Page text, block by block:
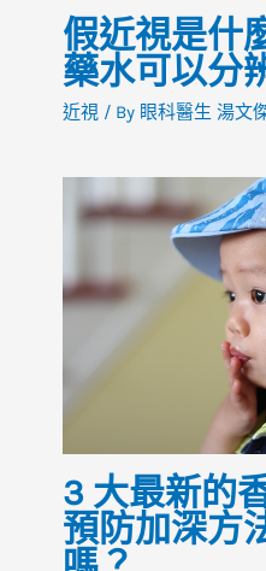
假近視是什
藥水可以分
近視/ By 眼科醫生 湯文
3 大最新的
預防加深方